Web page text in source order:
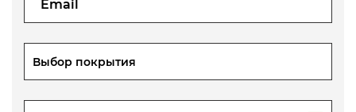
Выбор покрытия